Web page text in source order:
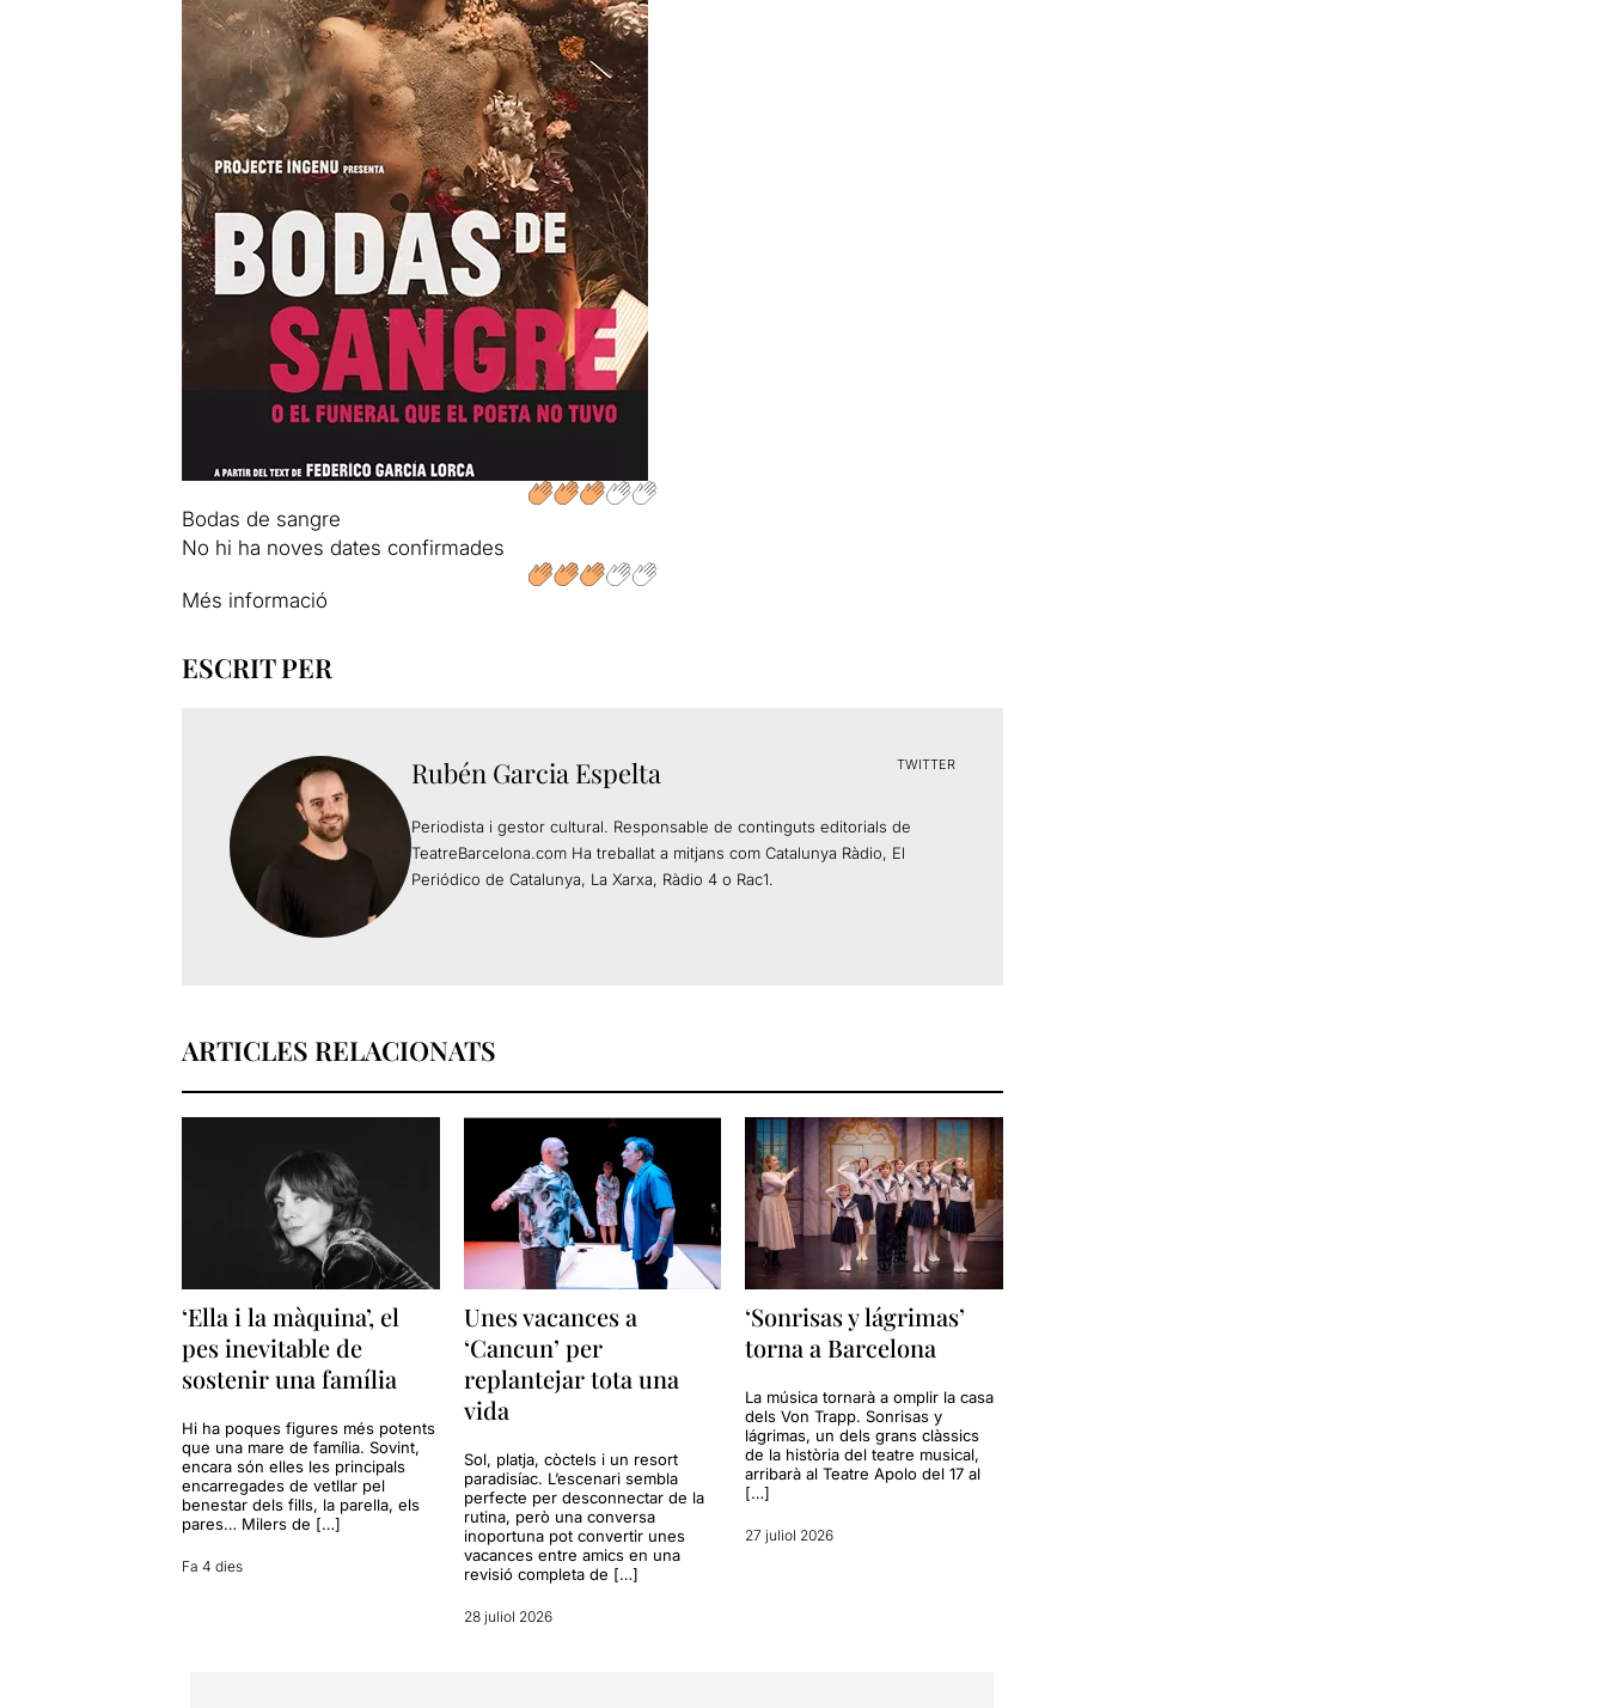
Bodas de sangre
No hi ha noves dates confirmades
Més informació
ESCRIT PER
Rubén Garcia Espelta TWITTER
Periodista i gestor cultural. Responsable de continguts editorials de
TeatreBarcelona.com Ha treballat a mitjans com Catalunya Ràdio, El
Periódico de Catalunya, La Xarxa, Ràdio 4 o Rac1.
ARTICLES RELACIONATS
‘Ella i la màquina’, el
pes inevitable de
sostenir una família
Hi ha poques figures més potents
que una mare de família. Sovint,
encara són elles les principals
encarregades de vetllar pel
benestar dels fills, la parella, els
pares… Milers de […]
Fa 4 dies
Unes vacances a
‘Cancun’ per
replantejar tota una
vida
Sol, platja, còctels i un resort
paradisíac. L’escenari sembla
perfecte per desconnectar de la
rutina, però una conversa
inoportuna pot convertir unes
vacances entre amics en una
revisió completa de […]
28 juliol 2026
‘Sonrisas y lágrimas’
torna a Barcelona
La música tornarà a omplir la casa
dels Von Trapp. Sonrisas y
lágrimas, un dels grans clàssics
de la història del teatre musical,
arribarà al Teatre Apolo del 17 al
[…]
27 juliol 2026